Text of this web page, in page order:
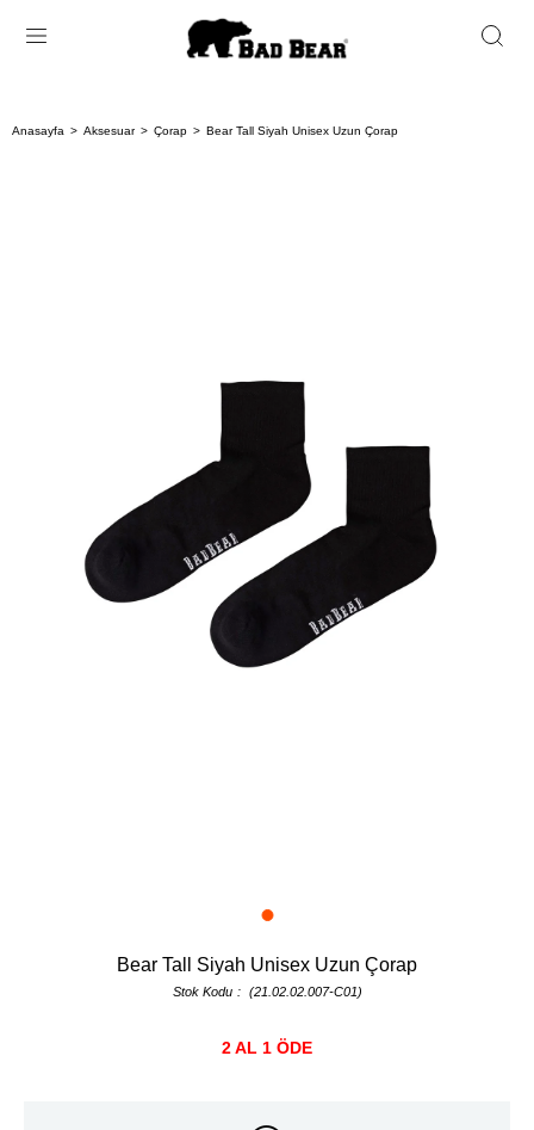
Anasayfa Aksesuar Çorap Bear Tall Siyah Unisex Uzun Çorap
Bear Tall Siyah Unisex Uzun Çorap
Stok Kodu (21.02.02.007-C01)
2 AL 1 ÖDE